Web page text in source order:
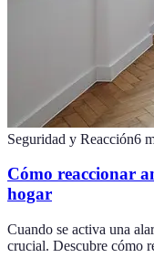
Seguridad y Reacción6
Cómo reaccionar
hogar
Cuando se activa una
crucial. Descubre cómo